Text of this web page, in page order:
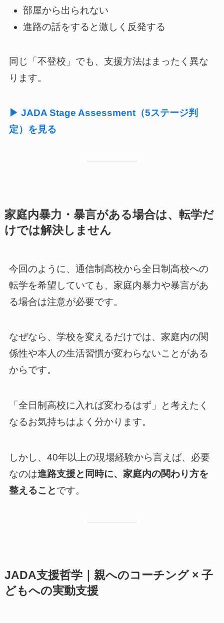
部屋から出られない
進路の話をすると激しく反発する
同じ「不登校」でも、支援方法はまったく異な
ります。
▶ JADA Stage Assessment（5ステージ判
定）を見る
家庭内暴力・暴言がある場合は、転学だ
けでは解決しません
今回のように、通信制高校から全日制高校への
転学を希望していても、家庭内暴力や暴言があ
る場合は注意が必要です。
なぜなら、学校を変えるだけでは、家庭内の関
係性や本人の生活習慣が変わらないことがある
からです。
「全日制高校に入れば変わるはず」と考えたく
なるお気持ちはよく分かります。
しかし、40年以上の現場経験から言えば、必要
なのは進路支援と同時に、家庭内の関わり方を
整えることです。
JADA支援哲学｜親へのコーチング × 子
どもへの実動支援